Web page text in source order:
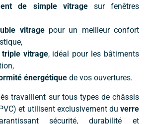
de simple vitragesur fenêtres
vitragepour un meilleur confort
triple vitrage, idéal pour les bâtiments
énergétique de vos ouvertures.
travaillent sur tous types de châssis
et utilisent exclusivement du verre
sécurité, durabilité et